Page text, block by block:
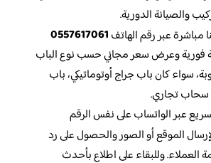
والصيانة الدورية.
مباشرة عبر رقم الهاتف0557617061
فورية وعرض سعر مجاني حسب نوع الباب
سواء كان باب جراج أوتوماتيكي، باب
سحاب تجاري.
عبر الواتساب على نفس الرقم
الموقع أو الصور والحصول على رد
وللبقاء على اطلاع بأحدث